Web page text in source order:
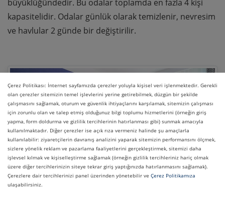
büyüklüğündedir. Bu odalar toplamda en fazla 4 kişi
kapasitelidir. Odalar günlük olarak temizlenir, nevresim
ve havlular 2 günde bir değiştirilir.
FIYAT SORGULA
OTELLERIMIZ
Çerez Politikası: İnternet sayfamızda çerezler yoluyla kişisel veri işlenmektedir. Gerekli
olan çerezler sitemizin temel işlevlerini yerine getirebilmek, düzgün bir şekilde
çalışmasını sağlamak, oturum ve güvenlik ihtiyaçlarını karşılamak, sitemizin çalışması
için zorunlu olan ve talep etmiş olduğunuz bilgi toplumu hizmetlerini (örneğin giriş
yapma, form doldurma ve gizlilik tercihlerinin hatırlanması gibi) sunmak amacıyla
kullanılmaktadır. Diğer çerezler ise açık rıza vermeniz halinde şu amaçlarla
kullanılabilir: ziyaretçilerin davranış analizini yaparak sitemizin performansını ölçmek,
sizlere yönelik reklam ve pazarlama faaliyetlerini gerçekleştirmek, sitemizi daha
işlevsel kılmak ve kişiselleştirme sağlamak (örneğin gizlilik tercihleriniz hariç olmak
üzere diğer tercihlerinizin siteye tekrar giriş yaptığınızda hatırlanmasını sağlamak).
Çerezlere dair tercihlerinizi panel üzerinden yönetebilir ve Çerez Politikamıza
ulaşabilirsiniz.